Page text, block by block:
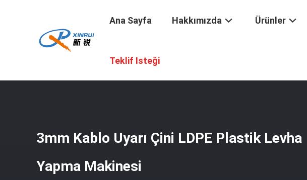
Ana Sayfa Hakkımızda Ürünler
Teklif Isteği
3mm Kablo Uyarı Çini LDPE Plastik Levha
Yapma Makinesi